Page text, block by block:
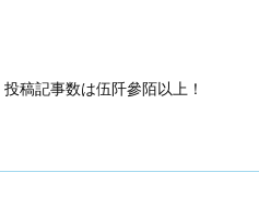
稿記事数は伍阡參陌以上！